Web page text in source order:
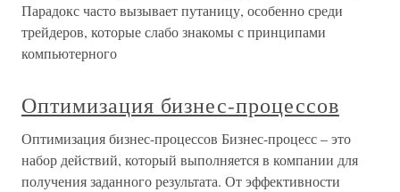
Парадокс часто вызывает путаницу, особенно среди
трейдеров, которые слабо знакомы с принципами
компьютерного
Оптимизация бизнес-процессов
Оптимизация бизнес-процессов Бизнес-процесс – это
набор действий, который выполняется в компании для
получения заданного результата. От эффективности